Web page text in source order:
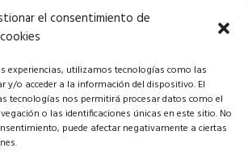
el consentimiento de
experiencias, utilizamos tecnologías como las
y/o acceder a la información del dispositivo. El
tecnologías nos permitirá procesar datos como el
o las identificaciones únicas en este sitio. No
puede afectar negativamente a ciertas